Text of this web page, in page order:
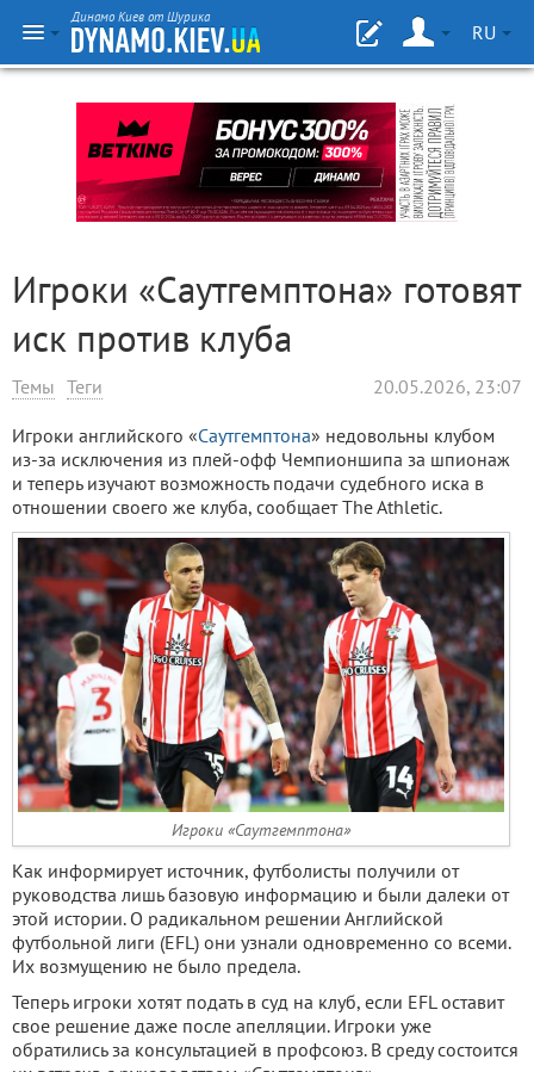
Динамо Киев от Шурика
RU
Игроки «Саутгемптона» готовят
иск против клуба
Темы Теги 20.05.2026, 23:07
Игроки английского «Саутгемптона» недовольны клубом
из-за исключения из плей-офф Чемпионшипа за шпионаж
и теперь изучают возможность подачи судебного иска в
отношении своего же клуба, сообщает The Athletic.
Игроки «Саутгемптона»
Как информирует источник, футболисты получили от
руководства лишь базовую информацию и были далеки от
этой истории. О радикальном решении Английской
футбольной лиги (EFL) они узнали одновременно со всеми.
Их возмущению не было предела.
Теперь игроки хотят подать в суд на клуб, если EFL оставит
свое решение даже после апелляции. Игроки уже
обратились за консультацией в профсоюз. В среду состоится